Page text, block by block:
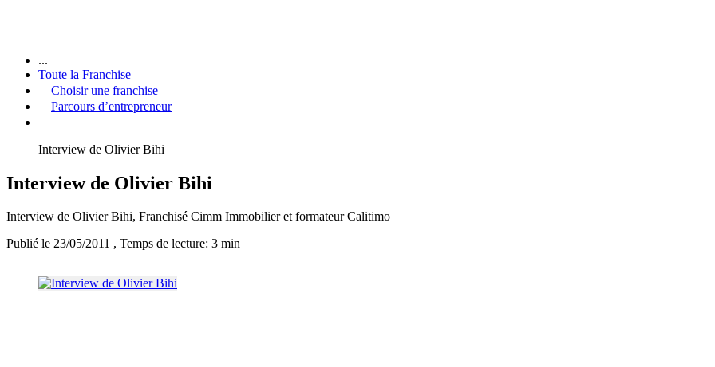
...
Toute la Franchise
Choisir une franchise
Parcours d’entrepreneur
Interview de Olivier Bihi
Interview de Olivier Bihi
Interview de Olivier Bihi, Franchisé Cimm Immobilier et formateur Calitimo
Publié le 23/05/2011 , Temps de lecture: 3 min